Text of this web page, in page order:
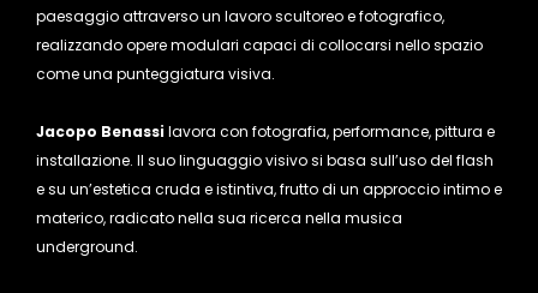
paesaggio attraverso un lavoro scultoreo e fotografico,
realizzando opere modulari capaci di collocarsi nello spazio
come una punteggiatura visiva.
Jacopo Benassilavora con fotografia, performance, pittura e
installazione. Il suo linguaggio visivo si basa sull’uso del flash
e su un’estetica cruda e istintiva, frutto di un approccio intimo e
materico, radicato nella sua ricerca nella musica
underground.